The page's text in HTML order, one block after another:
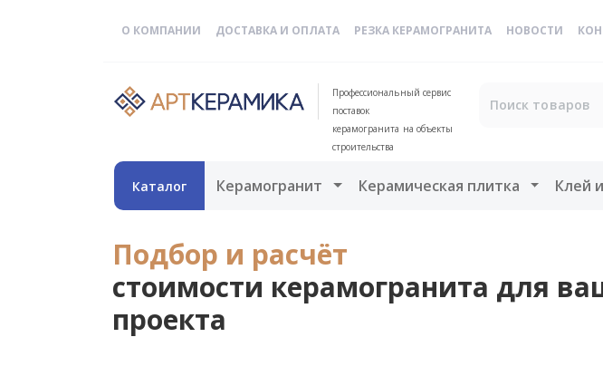
О КОМПАНИИ ДОСТАВКА И ОПЛАТА РЕЗКА КЕРАМОГРАНИТА НОВОСТИ
Профессиональный сервис
поставок
керамогранита на объекты
строительства
Каталог Керамогранит Открыть меню
Керамическая плитка Открыть
Клей
Подбор и расчёт
стоимости керамогранита для
проекта